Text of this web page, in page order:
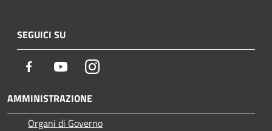
SEGUICI SU
Facebook YoutubeInstagram
AMMINISTRAZIONE
Organi di Governo